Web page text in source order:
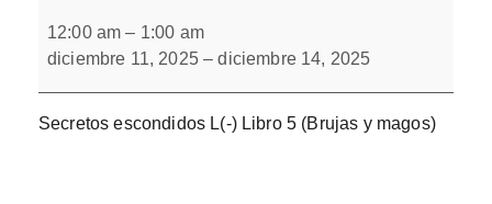
escondidos
L(-)
Libro
12:00 am – 1:00 am
diciembre 11, 2025 –diciembre 14, 2025
Secretos escondidos L(-) Libro 5 (Brujas y magos)